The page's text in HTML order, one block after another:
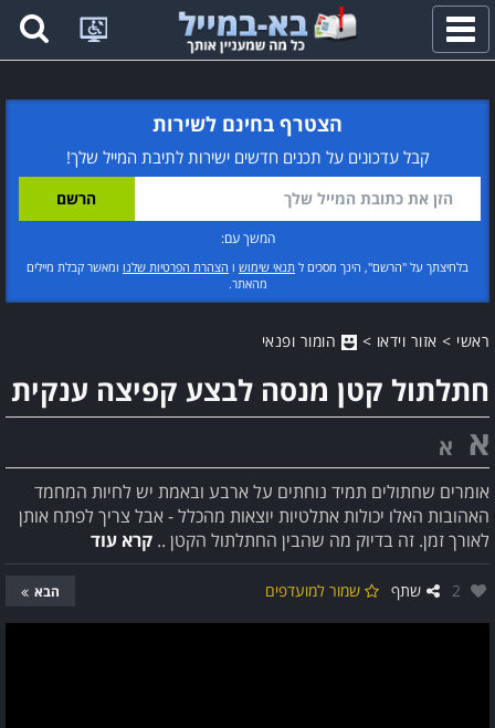
פתח
תפריט
הצטרף בחינם לשירות
קבל עדכונים על תכנים חדשים ישירות לתיבת המייל שלך!
המשך עם:
בלחיצתך על "הרשם", הינך מסכים ל תנאי שימוש ו הצהרת הפרטיות שלנו ומאשר קבלת מיילים
מהאתר.
ראשי > אזור וידאו > הומור ופנאי
חתלתול קטן מנסה לבצע קפיצה ענקית
א א
אומרים שחתולים תמיד נוחתים על ארבע ובאמת יש לחיות המחמד
האהובות האלו יכולות אתלטיות יוצאות מהכלל - אבל צריך לפתח אותן
לאורך זמן. זה בדיוק מה שהבין החתלתול הקטן .. קרא עוד
אהבו:
2 שתף שמור למועדפים הבא